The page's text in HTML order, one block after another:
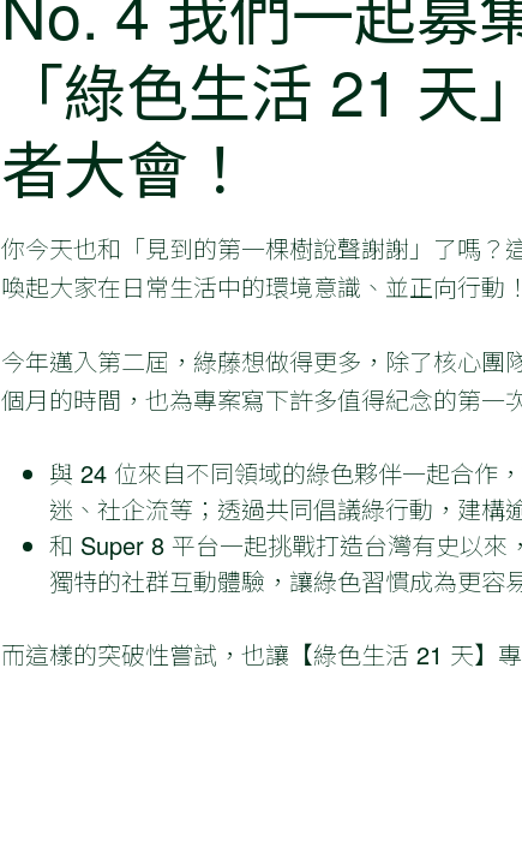
「綠色生活 21
者大會！
你今天也和「見到的第一棵樹說聲謝謝」了嗎？
喚起大家在日常生活中的環境意識、並正向行動！
今年邁入第二屆，綠藤想做得更多，除了核心
個月的時間，也為專案寫下許多值得紀念的第一
與 24 位來自不同領域的綠色夥伴一起合作
迷、社企流等；透過共同倡議綠行動，建構
和 Super 8 平台一起挑戰打造台灣有史以
獨特的社群互動體驗，讓綠色習慣成為更容
而這樣的突破性嘗試，也讓【綠色生活 21 天】